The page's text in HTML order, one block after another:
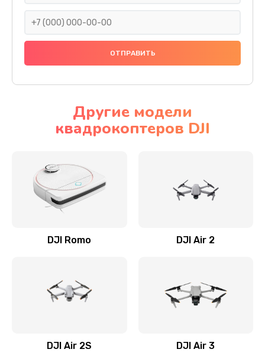
Другие модели
квадрокоптеров DJI
DJI Romo DJI Air 2
DJI Air 2S DJI Air 3